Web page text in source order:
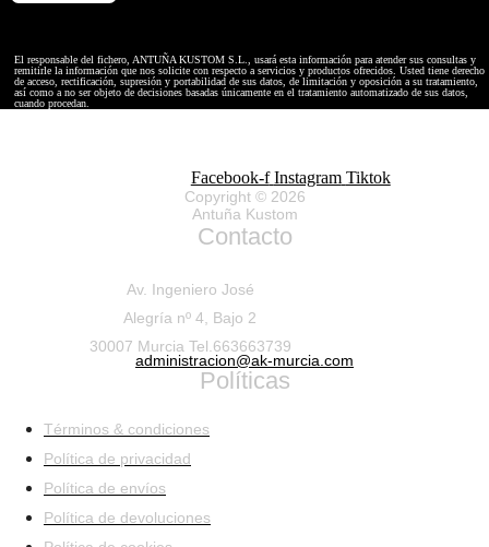
El responsable del fichero, ANTUÑA KUSTOM S.L., usará esta información para atender sus consultas y
remitirle la información que nos solicite con respecto a servicios y productos ofrecidos. Usted tiene derecho
de acceso, rectificación, supresión y portabilidad de sus datos, de limitación y oposición a su tratamiento,
así como a no ser objeto de decisiones basadas únicamente en el tratamiento automatizado de sus datos,
cuando procedan.
Facebook-f Instagram Tiktok
Copyright © 2026
Antuña Kustom
Contacto
Av. Ingeniero José
Alegría nº 4, Bajo 2
30007 Murcia Tel.663663739
administracion@ak-murcia.com
Políticas
Términos & condiciones
Política de privacidad
Política de envíos
Política de devoluciones